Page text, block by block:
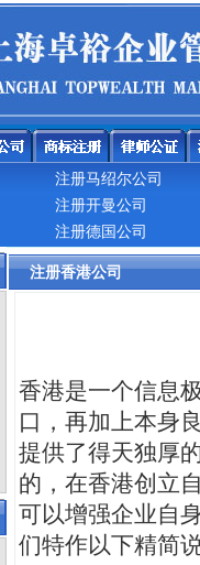
注册马绍尔公司
注册开曼公司
注册德国公司
注册香港公司
香港是一个信息
口，再加上本身
提供了得天独厚
的，在香港创立
可以增强企业自
们特作以下精简